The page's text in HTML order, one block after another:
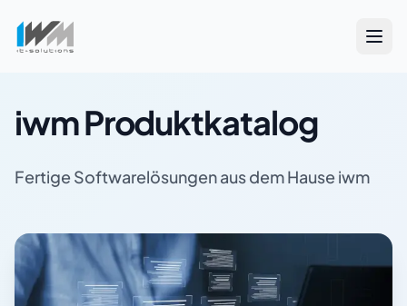
iwm Produktkatalog
Fertige Softwarelösungen aus dem Hause iwm